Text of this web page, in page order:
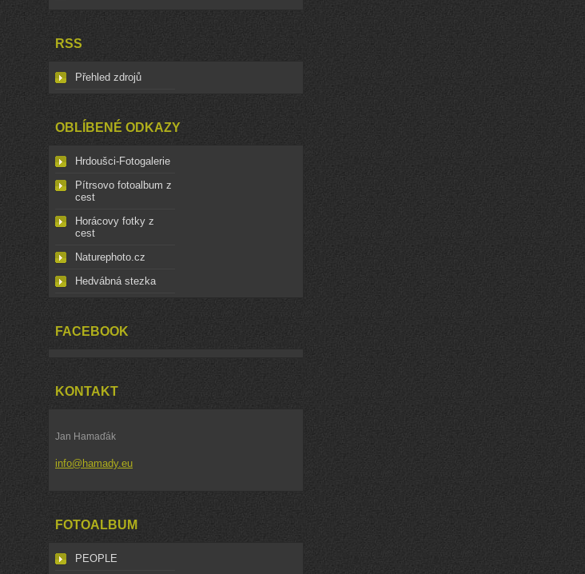
RSS
Přehled zdrojů
OBLÍBENÉ ODKAZY
Hrdoušci-Fotogalerie
Pítrsovo fotoalbum z
cest
Horácovy fotky z
cest
Naturephoto.cz
Hedvábná stezka
FACEBOOK
KONTAKT
Jan Hamaďák
info@hamady.eu
FOTOALBUM
PEOPLE